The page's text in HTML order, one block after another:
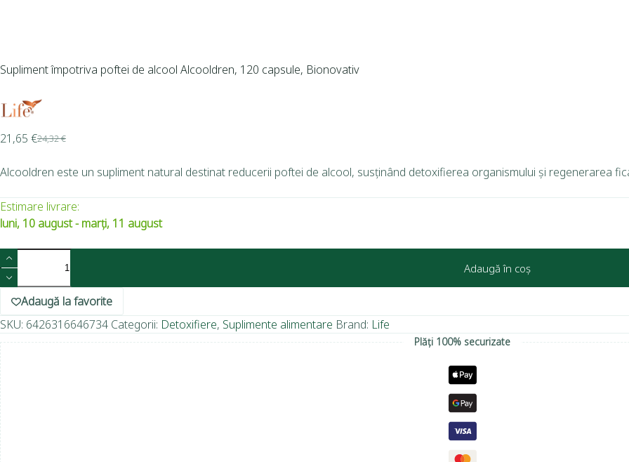
Supliment împotriva poftei de alcool Alcooldren, 120 capsule, Bionovativ
24,32€
21,65 €
Alcooldren este un supliment natural destinat reducerii poftei de alcool, susținând detoxifierea organismului și regenerarea
Estimare livrare:
luni, 10 august - marți, 11 august
Adaugă în coș
Adaugă la favorite
SKU: 6426316646734 Categorii: Detoxifiere, Suplimente alimentare Brand: Life
Plăți 100% securizate